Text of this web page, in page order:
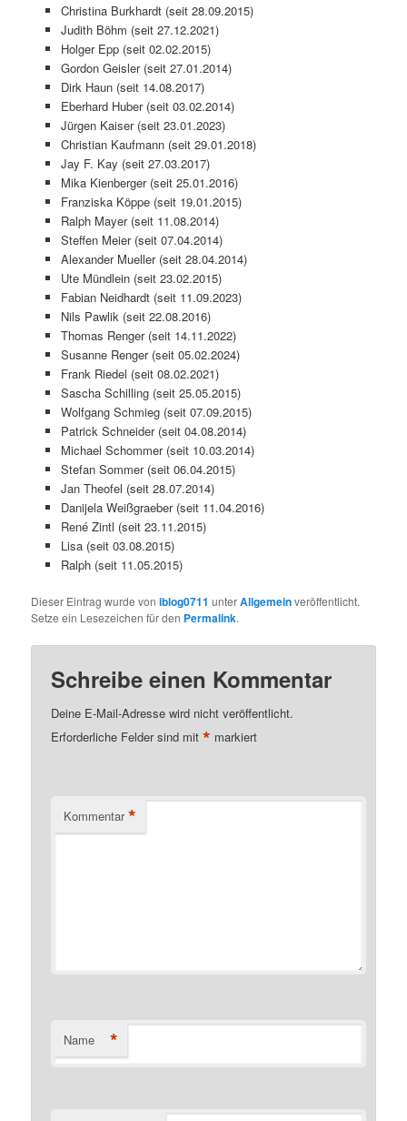
Christina Burkhardt (seit 28.09.2015)
Judith Böhm (seit 27.12.2021)
Holger Epp (seit 02.02.2015)
Gordon Geisler (seit 27.01.2014)
Dirk Haun (seit 14.08.2017)
Eberhard Huber (seit 03.02.2014)
Jürgen Kaiser (seit 23.01.2023)
Christian Kaufmann (seit 29.01.2018)
Jay F. Kay (seit 27.03.2017)
Mika Kienberger (seit 25.01.2016)
Franziska Köppe (seit 19.01.2015)
Ralph Mayer (seit 11.08.2014)
Steffen Meier (seit 07.04.2014)
Alexander Mueller (seit 28.04.2014)
Ute Mündlein (seit 23.02.2015)
Fabian Neidhardt (seit 11.09.2023)
Nils Pawlik (seit 22.08.2016)
Thomas Renger (seit 14.11.2022)
Susanne Renger (seit 05.02.2024)
Frank Riedel (seit 08.02.2021)
Sascha Schilling (seit 25.05.2015)
Wolfgang Schmieg (seit 07.09.2015)
Patrick Schneider (seit 04.08.2014)
Michael Schommer (seit 10.03.2014)
Stefan Sommer (seit 06.04.2015)
Jan Theofel (seit 28.07.2014)
Danijela Weißgraeber (seit 11.04.2016)
René Zintl (seit 23.11.2015)
Lisa (seit 03.08.2015)
Ralph (seit 11.05.2015)
Dieser Eintrag wurde voniblog0711 unterAllgemeinveröffentlicht.
Setze ein Lesezeichen für den Permalink.
Schreibe einen Kommentar
Deine E-Mail-Adresse wird nicht veröffentlicht.
Erforderliche Felder sind mit* markiert
Kommentar *
Name *